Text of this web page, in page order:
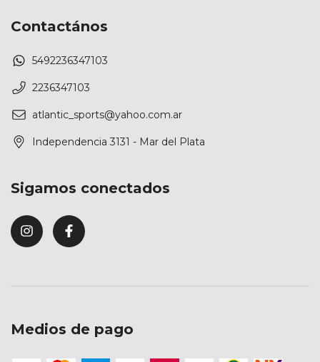
Contactános
5492236347103
2236347103
atlantic_sports@yahoo.com.ar
Independencia 3131 - Mar del Plata
Sigamos conectados
Medios de pago